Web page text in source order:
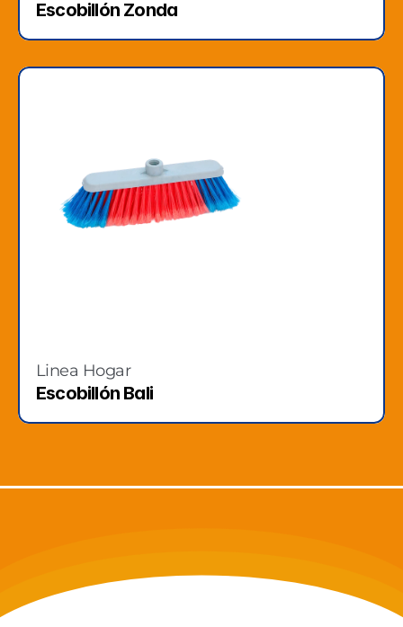
Escobillón Zonda
Linea Hogar
Escobillón Bali